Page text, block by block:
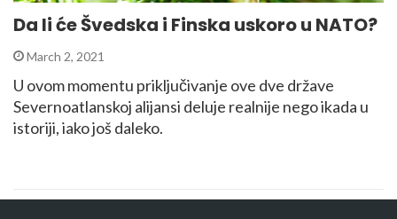
Da li će Švedska i Finska uskoro u NATO?
March 2, 2021
U ovom momentu priključivanje ove dve države
Severnoatlanskoj alijansi deluje realnije nego ikada u
istoriji, iako još daleko.